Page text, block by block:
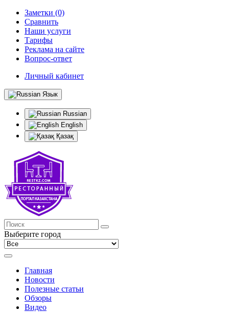
Заметки (0)
Сравнить
Наши услуги
Тарифы
Реклама на сайте
Вопрос-ответ
Личный кабинет
Язык
Russian
English
Қазақ
Выберите город
Главная
Новости
Полезные статьи
Обзоры
Видео